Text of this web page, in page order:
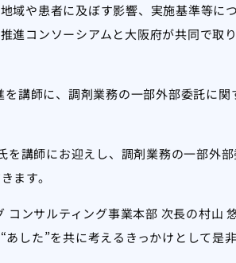
や患者に及ぼす影響、実施基準等に
コンソーシアムと大阪府が共同で取
講師に、調剤業務の一部外部委託に
講師にお迎えし、調剤業務の一部外
ます。
ンサルティング事業本部 次長の村山
した”を共に考えるきっかけとして是